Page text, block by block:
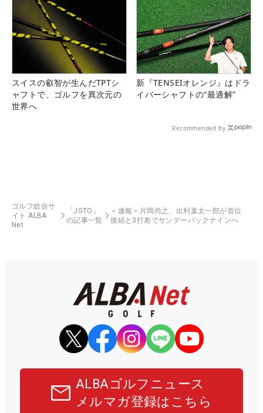
スイスの叡智が生んだTPTシ
ャフトで、ゴルフを異次元の
世界へ
新『TENSEIオレンジ』はドラ
イバーシャフトの“最適解”
Recommended by
ゴルフ総合サ
イト ALBA
Net
「JGTO」
の記事一覧
＜速報＞片岡尚之、出利葉太一郎が首位
後続と3打差でサンデーバックナインへ
ALBAゴルフニュース
メルマガ登録はこちら